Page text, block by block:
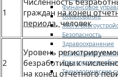
Финансовое
Образование
ЖКХ и
Безопасность
Здравоохранение
Социальная
Транспортное
Технологические
1
граждан на конец
периода, человек
2
Уровень
безработицы к
на конец отчетного